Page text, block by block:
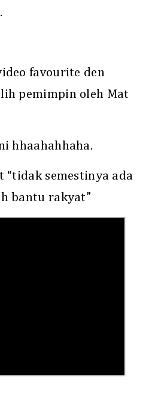
favourite den
pemimpin oleh Mat
hhaahahhaha.
“tidak semestinya ada
bantu rakyat”